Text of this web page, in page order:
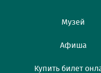
Музей
Афиша
Купить билет